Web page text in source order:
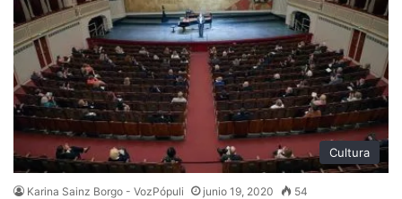
Cultura
Karina Sainz Borgo - VozPópuli junio 19, 2020 54